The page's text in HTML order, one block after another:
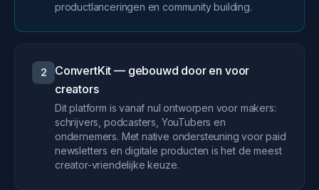
productlanceringen en community building.
2
ConvertKit — gebouwd door en voor
creators
Dit platform is vanaf nul ontworpen voor makers:
schrijvers, podcasters, YouTubers en
ondernemers. Met native ondersteuning voor paid
newsletters en digitale producten is het de meest
creator-vriendelijke keuze.